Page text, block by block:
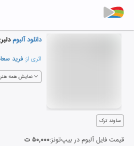
دانلود آلبوم
اثری از: فرید
نمایش همه
ساوند ترک
قیمت فایل آلبوم در بیپ‌تونز:۵۰,۰۰۰ ت